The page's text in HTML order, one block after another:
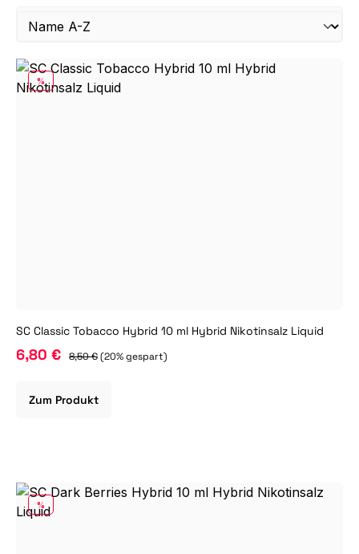
RABATT
%
SC Classic Tobacco Hybrid 10 ml Hybrid Nikotinsalz Liquid
6,80 € 8,50 €(20% gespart)
Zum Produkt
RABATT
%